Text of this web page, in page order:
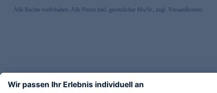
Alle Rechte vorbehalten. Alle Preise inkl. gesetzlicher MwSt., zzgl. Versandkosten.